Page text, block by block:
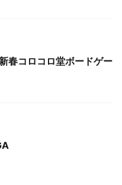
コロコロ堂ボードゲー